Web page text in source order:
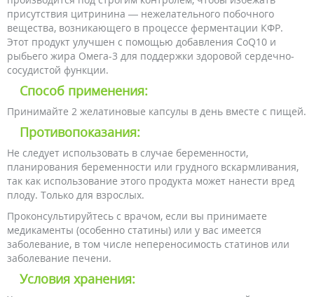
присутствия цитринина — нежелательного побочного
вещества, возникающего в процессе ферментации КФР.
Этот продукт улучшен с помощью добавления CoQ10 и
рыбьего жира Омега-3 для поддержки здоровой сердечно-
сосудистой функции.
Способ применения:
Принимайте 2 желатиновые капсулы в день вместе с пищей.
Противопоказания:
Не следует использовать в случае беременности,
планирования беременности или грудного вскармливания,
так как использование этого продукта может нанести вред
плоду. Только для взрослых.
Проконсультируйтесь с врачом, если вы принимаете
медикаменты (особенно статины) или у вас имеется
заболевание, в том числе непереносимость статинов или
заболевание печени.
Условия хранения: